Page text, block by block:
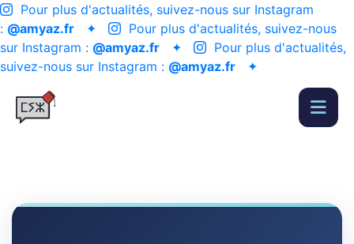
Pour plus d'actualités, suivez-nous sur Instagram
: @amyaz.fr ✦
Pour plus d'actualités, suivez-nous
sur Instagram : @amyaz.fr ✦
Pour plus d'actualités,
suivez-nous sur Instagram : @amyaz.fr ✦